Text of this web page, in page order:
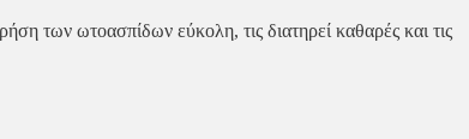
των ωτοασπίδων εύκολη, τις διατηρεί καθαρές και τις